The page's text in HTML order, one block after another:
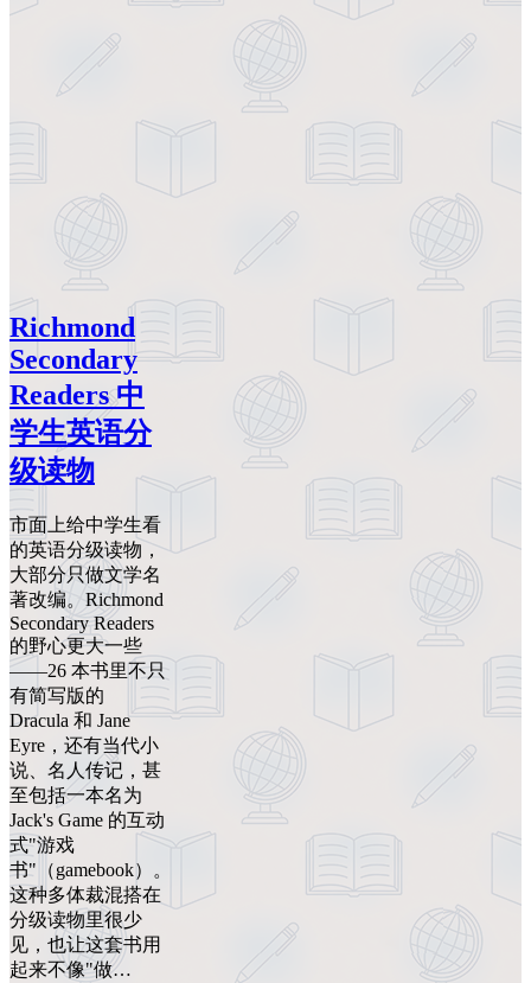
Richmond
Secondary
Readers 中
学生英语分
级读物
市面上给中学生看
的英语分级读物，
大部分只做文学名
著改编。Richmond
Secondary Readers
的野心更大一些
——26 本书里不只
有简写版的
Dracula 和 Jane
Eyre，还有当代小
说、名人传记，甚
至包括一本名为
Jack's Game 的互动
式"游戏
书"（gamebook）。
这种多体裁混搭在
分级读物里很少
见，也让这套书用
起来不像"做…